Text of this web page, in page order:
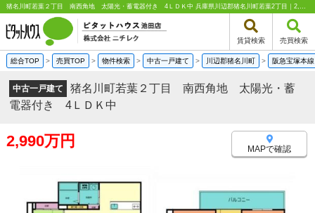
猪名川町若葉２丁目 南西角地 太陽光・蓄電器付き 4ＬＤＫ中 兵庫県川辺郡猪名川町若葉2丁目｜2,990万円の中古一戸建て｜中古住宅や中古物件情報｜ピタットハウス池田店 株式会社ニチレク
賃貸検索 売買検索
総合TOP > 売買TOP > 物件検索 > 中古一戸建て > 川辺郡猪名川町 > 阪急宝塚本線
中古一戸建て
猪名川町若葉２丁目 南西角地 太陽光・蓄
電器付き 4ＬＤＫ中
2,990万円 MAPで確認